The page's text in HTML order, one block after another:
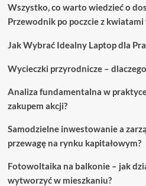
Wszystko, co warto wiedzieć o
Przewodnik po poczcie z
Jak Wybrać Idealny Laptop dla
Wycieczki przyrodnicze –
Analiza fundamentalna w
zakupem akcji?
Samodzielne inwestowanie a
przewagę na rynku kapitałowym?
Fotowoltaika na balkonie – jak
wytworzyć w mieszkaniu?